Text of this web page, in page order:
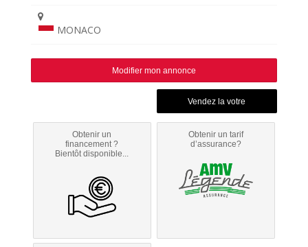
MONACO
Modifier mon annonce
Obtenir un
financement ?
Bientôt disponible...
Obtenir un tarif
d’assurance?